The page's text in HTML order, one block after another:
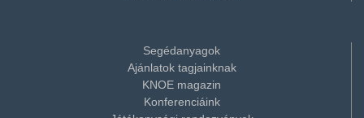
Segédanyagok
Ajánlatok tagjainknak
KNOE magazin
Konferenciáink